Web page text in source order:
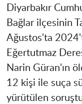
Diyarbakır
Bağlar ilçesinin
Ağustos'ta
Eğertutmaz
Narin Güran'ın
12 kişi ile suça
yürütülen